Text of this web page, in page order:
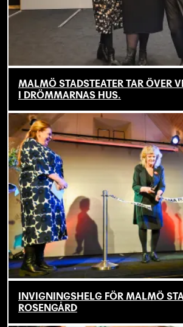
MALMÖ STADSTEATER TAR ÖVER
I DRÖMMARNAS HUS.
INVIGNINGSHELG FÖR MALMÖ
ROSENGÅRD